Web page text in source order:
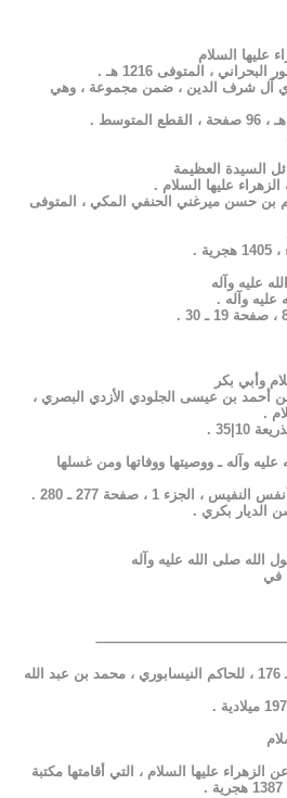
، المتوفى 1216 هـ .
آل شرف الدين ، ضمن مجموعة ، وهي
عليها السلام .
بن حسن ميرغني الحنفي المكي ، المتوفى
.
وآله .
أحمد بن عيسى الجلودي الأزدي البصري ،
.
عليه وآله ـ ووصيتها ووفاتها ومن غسلها
الجزء 1 ، صفحة 277 ـ 280 .
الديار بكري .
في
الحديث ، الجزء 3 ، صفحة 151 ـ 176 ، للحاكم النيسابوري ، محمد بن عبد الله
عليها السلام ، التي أقامتها مكتبة